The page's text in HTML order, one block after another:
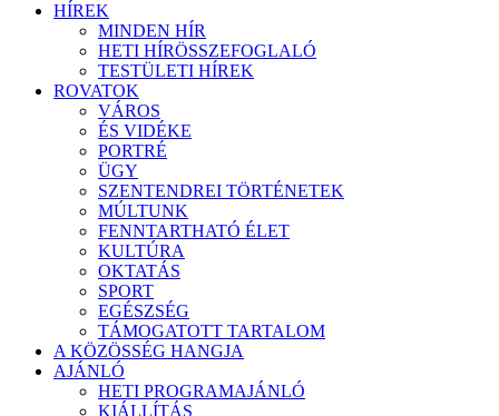
HÍREK
MINDEN HÍR
HETI HÍRÖSSZEFOGLALÓ
TESTÜLETI HÍREK
ROVATOK
VÁROS
ÉS VIDÉKE
PORTRÉ
ÜGY
SZENTENDREI TÖRTÉNETEK
MÚLTUNK
FENNTARTHATÓ ÉLET
KULTÚRA
OKTATÁS
SPORT
EGÉSZSÉG
TÁMOGATOTT TARTALOM
A KÖZÖSSÉG HANGJA
AJÁNLÓ
HETI PROGRAMAJÁNLÓ
KIÁLLÍTÁS